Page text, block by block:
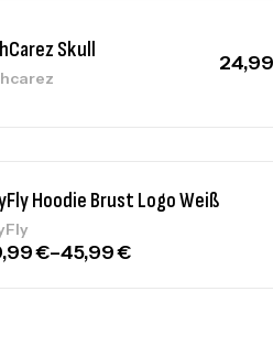
Hoodie Brust Logo Weiß
€–
Hoodie Brust Logo